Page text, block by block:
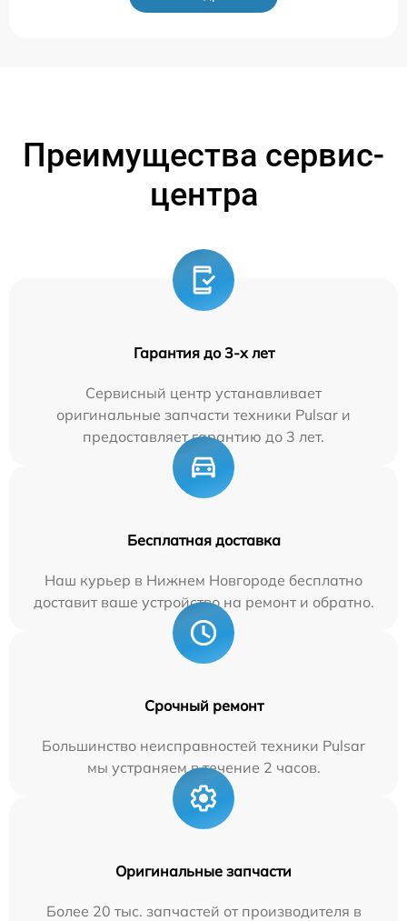
Преимущества сервис-
центра
Гарантия до 3-х лет
Сервисный центр устанавливает
оригинальные запчасти техники Pulsar и
предоставляет гарантию до 3 лет.
Бесплатная доставка
Наш курьер в Нижнем Новгороде бесплатно
доставит ваше устройство на ремонт и обратно.
Срочный ремонт
Большинство неисправностей техники Pulsar
мы устраняем в течение 2 часов.
Оригинальные запчасти
Более 20 тыс. запчастей от производителя в